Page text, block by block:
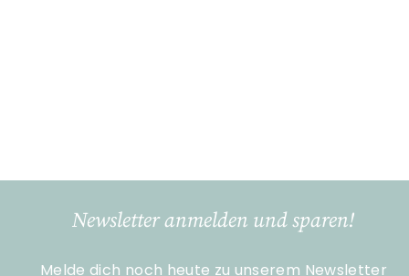
,
Newsletter anmelden und sparen!
Melde dich noch heute zu unserem Newsletter